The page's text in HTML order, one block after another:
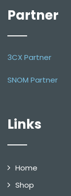
Partner
3CX Partner
SNOM Partner
Links
Home
Shop